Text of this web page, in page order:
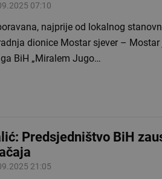
07:10
najprije od lokalnog
dionice Mostar sjever –
BiH „Miralem Jugo…
Predsjedništvo BiH
21:05